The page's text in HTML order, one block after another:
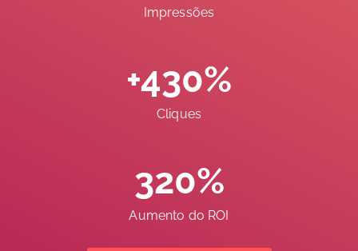
Impressões
+430%
Cliques
320%
Aumento do ROI